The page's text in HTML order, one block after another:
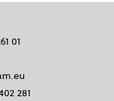
01
281